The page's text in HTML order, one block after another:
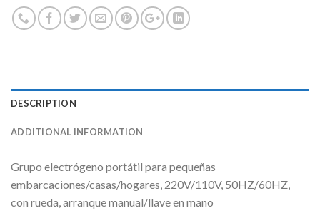
DESCRIPTION
ADDITIONAL INFORMATION
Grupo electrógeno portátil para pequeñas
embarcaciones/casas/hogares, 220V/110V, 50HZ/60HZ,
con rueda, arranque manual/llave en mano